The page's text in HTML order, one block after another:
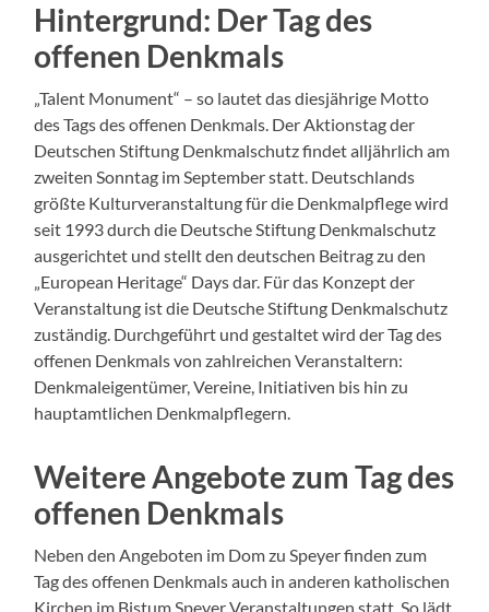
Hintergrund: Der Tag des
offenen Denkmals
„Talent Monument“ – so lautet das diesjährige Motto
des Tags des offenen Denkmals. Der Aktionstag der
Deutschen Stiftung Denkmalschutz findet alljährlich am
zweiten Sonntag im September statt. Deutschlands
größte Kulturveranstaltung für die Denkmalpflege wird
seit 1993 durch die Deutsche Stiftung Denkmalschutz
ausgerichtet und stellt den deutschen Beitrag zu den
„European Heritage“ Days dar. Für das Konzept der
Veranstaltung ist die Deutsche Stiftung Denkmalschutz
zuständig. Durchgeführt und gestaltet wird der Tag des
offenen Denkmals von zahlreichen Veranstaltern:
Denkmaleigentümer, Vereine, Initiativen bis hin zu
hauptamtlichen Denkmalpflegern.
Weitere Angebote zum Tag des
offenen Denkmals
Neben den Angeboten im Dom zu Speyer finden zum
Tag des offenen Denkmals auch in anderen katholischen
Kirchen im Bistum Speyer Veranstaltungen statt. So lädt